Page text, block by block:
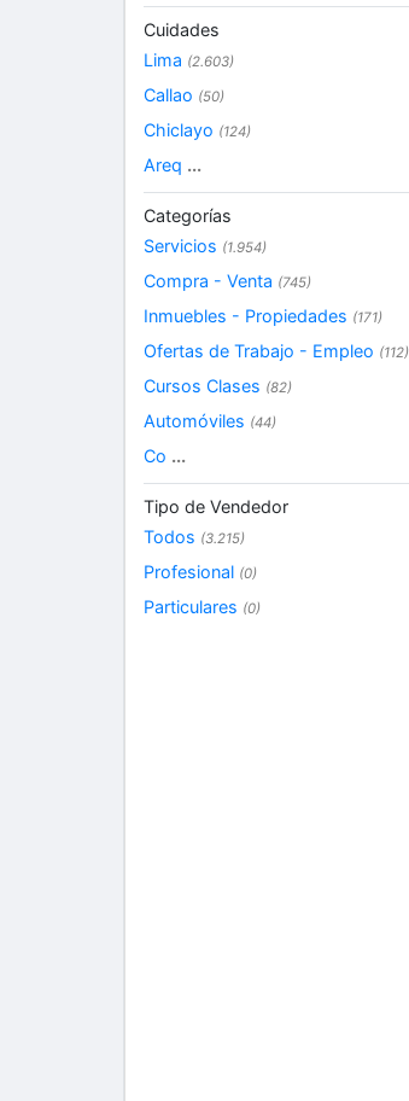
Cuidades
Lima (2.603)
Callao (50)
Chiclayo (124)
Areq ...
Categorías
Servicios (1.954)
Compra - Venta (745)
Inmuebles - Propiedades (171)
Ofertas de Trabajo - Empleo (112)
Cursos Clases (82)
Automóviles (44)
Co ...
Tipo de Vendedor
Todos (3.215)
Profesional (0)
Particulares (0)